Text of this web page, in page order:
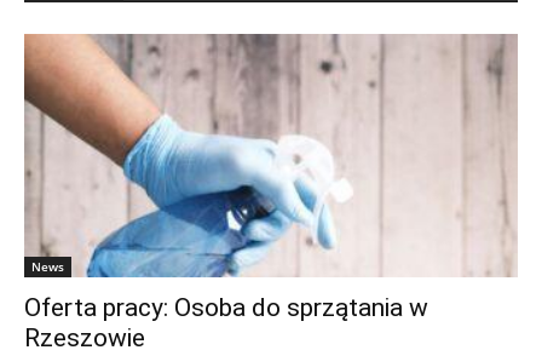
News
Oferta pracy: Osoba do sprzątania w
Rzeszowie